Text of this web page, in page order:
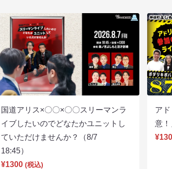
国道アリス×〇〇×〇〇スリーマンラ
イブしたいのでどなたかユニットし
ていただけませんか？（8/7
18:45）
¥1300 (税込)
ア
意